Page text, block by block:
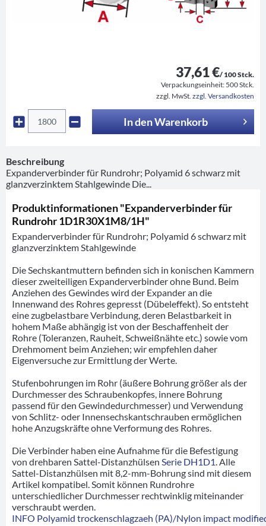
37,61 €/ 100 Stck.
Verpackungseinheit: 500 Stck.
zzgl. MwSt. zzgl. Versandkosten
In denWarenkorb
Beschreibung
Expanderverbinder für Rundrohr; Polyamid 6 schwarz mit
glanzverzinktem Stahlgewinde Die...
Produktinformationen "Expanderverbinder für
Rundrohr 1D1R30X1M8/1H"
Expanderverbinder für Rundrohr; Polyamid 6 schwarz mit
glanzverzinktem Stahlgewinde
Die Sechskantmuttern befinden sich in konischen Kammern
dieser zweiteiligen Expanderverbinder ohne Bund. Beim
Anziehen des Gewindes wird der Expander an die
Innenwand des Rohres gepresst (Dübeleffekt). So entsteht
eine zugbelastbare Verbindung, deren Belastbarkeit in
hohem Maße abhängig ist von der Beschaffenheit der
Rohre (Toleranzen, Rauheit, Schweißnähte etc.) sowie vom
Drehmoment beim Anziehen; wir empfehlen daher
Eigenversuche zur Ermittlung der Werte.
Stufenbohrungen im Rohr (äußere Bohrung größer als der
Durchmesser des Schraubenkopfes, innere Bohrung
passend für den Gewindedurchmesser) und Verwendung
von Schlitz- oder Innensechskantschrauben ermöglichen
hohe Anzugskräfte ohne Verformung des Rohres.
Die Verbinder haben eine Aufnahme für die Befestigung
von drehbaren Sattel-Distanzhülsen Serie DH1D1 . Alle
Sattel-Distanzhülsen mit 8,2-mm-Bohrung sind mit diesem
Artikel kompatibel. Somit können Rundrohre
unterschiedlicher Durchmesser rechtwinklig miteinander
verschraubt werden.
INFO Polyamid trockenschlagzaeh (PA)/Nylon impact